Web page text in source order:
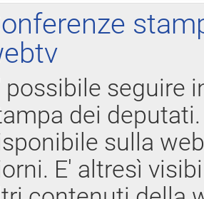
possibile seguire
dei
sulla
E' altresì